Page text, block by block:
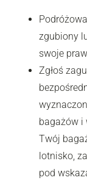
zgubiony
swoje
Zgłoś
bagażów i
Twój
lotnisko,
pod